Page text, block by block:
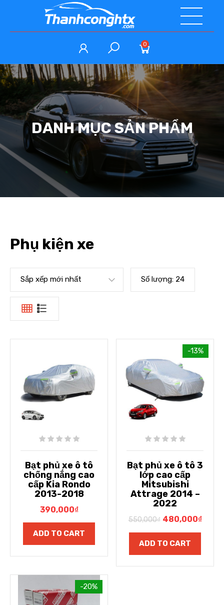
0
DANH MỤC SẢN PHẨM
Phụ kiện xe
Sắp xếp mới nhất Số lượng: 24
Bạt phủ xe ô tô
chống nắng cao
cấp Kia Rondo
2013-2018
390,000₫
ADD TO CART
-13%
Bạt phủ xe ô tô 3
lớp cao cấp
Mitsubishi
Attrage 2014 –
2022
550,000₫ 480,000₫
ADD TO CART
-20%